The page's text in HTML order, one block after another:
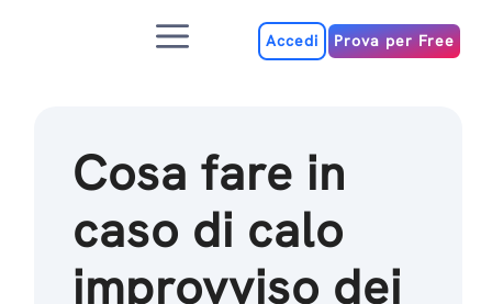
MenuAccedi Prova per Free
Cosa fare in
caso di calo
improvviso dei